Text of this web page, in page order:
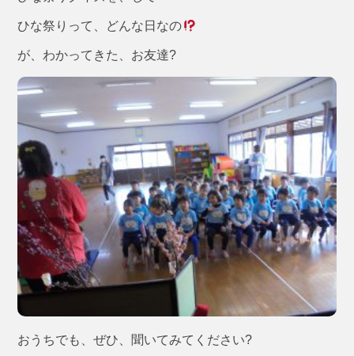
ひな祭りって、どんな日なの
が、わかってきた、お友達?
おうちでも、ぜひ、聞いてみてください?